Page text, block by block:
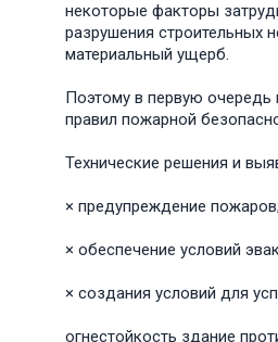
некоторые факторы
разрушения строительных
материальный ущерб.
Поэтому в первую
правил пожарной
Технические решения и
× предупреждение пожаров;
× обеспечение условий
× создания условий для
огнестойкость здание